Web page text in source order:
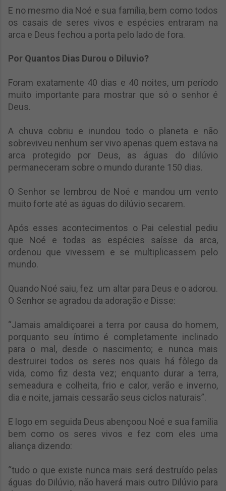
E no mesmo dia Noé e sua família, bem como todos
os casais de seres vivos e espécies entraram na
arca e Deus fechou a porta pelo lado de fora.
Por Quantos Dias Durou o Diluvio?
Foram exatamente 40 dias e 40 noites, um período
muito importante para mostrar que só o senhor é
Deus.
A chuva cobriu e inundou todo o planeta e não
sobreviveu nenhum ser vivo apenas quem estava na
arca protegido por Deus, as águas do dilúvio
permaneceram sobre o mundo durante 150 dias.
O Senhor se lembrou de Noé e mandou um vento
muito forte até as águas do dilúvio secarem.
Após esses acontecimentos o Pai celestial pediu
que Noé e todas as espécies saísse da arca,
ordenou que vivessem e se multiplicassem pelo
mundo.
Quando Noé saiu, fez um altar para Deus e o adorou.
O Senhor se agradou da adoração e Disse:
“Jamais amaldiçoarei a terra por causa do homem,
porquanto seu íntimo é completamente inclinado
para o mal, desde o nascimento; e nunca mais
destruirei todos os seres nos quais há fôlego da
vida, como fiz desta vez; enquanto durar a terra,
semeadura e colheita, frio e calor, verão e inverno,
dia e noite, jamais cessarão seus ciclos naturais”.
E logo em seguida Deus abençoou Noé e sua família
bem como os seres vivos e fez com eles uma
aliança dizendo:
“tudo o que existe nunca mais será destruído pelas
águas do Dilúvio, não haverá mais outro Dilúvio para